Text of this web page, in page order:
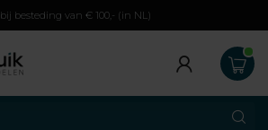
bij besteding van € 100,- (in NL)